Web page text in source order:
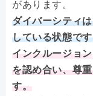
があります。
ダイバーシティ
している状態で
インクルージョ
を認め合い、尊
す。